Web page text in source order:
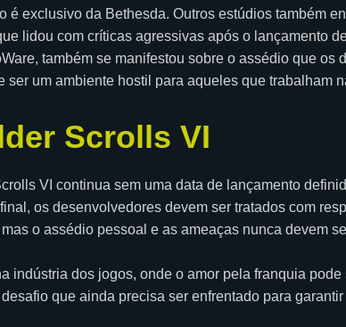
é exclusivo da Bethesda. Outros estúdios também
lidou com críticas agressivas após o lançamento
também se manifestou sobre o assédio que os
ser um ambiente hostil para aqueles que trabalham
Scrolls VI
VI continua sem uma data de lançamento
os desenvolvedores devem ser tratados com
o assédio pessoal e as ameaças nunca devem
indústria dos jogos, onde o amor pela franquia pode
que ainda precisa ser enfrentado para